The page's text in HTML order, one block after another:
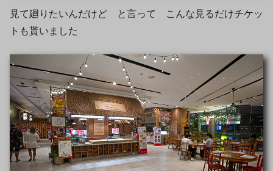
見て廻りたいんだけど と言って こんな見るだけチケッ
トも貰いました